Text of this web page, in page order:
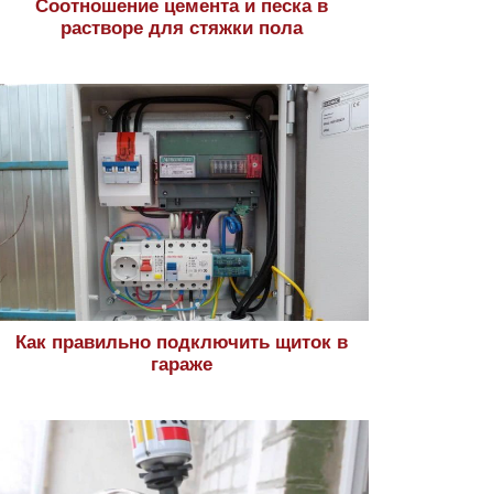
Соотношение цемента и песка в
растворе для стяжки пола
Как правильно подключить щиток в
гараже